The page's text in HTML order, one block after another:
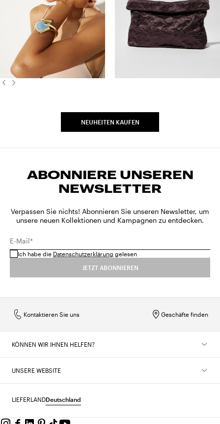
NEUHEITEN KAUFEN
ABONNIERE UNSEREN
NEWSLETTER
Verpassen Sie nichts! Abonnieren Sie unseren Newsletter, um
unsere neuen Kollektionen und Kampagnen zu entdecken.
E-Mail*
Ich habe die Datenschutzerklärung gelesen
JETZT ABONNIEREN
Geschäfte finden
Kontaktieren Sie uns
KÖNNEN WIR IHNEN HELFEN?
UNSERE WEBSITE
LIEFERLANDDeutschland